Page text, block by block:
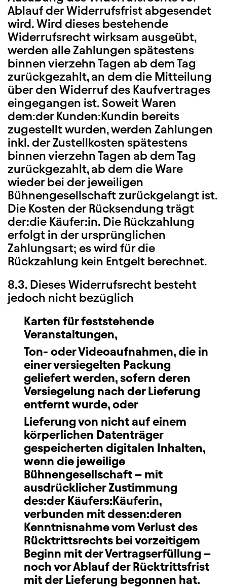
Ablauf der Widerrufsfrist abgesendet
wird. Wird dieses bestehende
Widerrufsrecht wirksam ausgeübt,
werden alle Zahlungen spätestens
binnen vierzehn Tagen ab dem Tag
zurückgezahlt, an dem die Mitteilung
über den Widerruf des Kaufvertrages
eingegangen ist. Soweit Waren
dem:der Kunden:Kundin bereits
zugestellt wurden, werden Zahlungen
inkl. der Zustellkosten spätestens
binnen vierzehn Tagen ab dem Tag
zurückgezahlt, ab dem die Ware
wieder bei der jeweiligen
Bühnengesellschaft zurückgelangt ist.
Die Kosten der Rücksendung trägt
der:die Käufer:in. Die Rückzahlung
erfolgt in der ursprünglichen
Zahlungsart; es wird für die
Rückzahlung kein Entgelt berechnet.
8.3. Dieses Widerrufsrecht besteht
jedoch nicht bezüglich
Karten für feststehende
Veranstaltungen,
Ton- oder Videoaufnahmen, die in
einer versiegelten Packung
geliefert werden, sofern deren
Versiegelung nach der Lieferung
entfernt wurde, oder
Lieferung von nicht auf einem
körperlichen Datenträger
gespeicherten digitalen Inhalten,
wenn die jeweilige
Bühnengesellschaft – mit
ausdrücklicher Zustimmung
des:der Käufers:Käuferin,
verbunden mit dessen:deren
Kenntnisnahme vom Verlust des
Rücktrittsrechts bei vorzeitigem
Beginn mit der Vertragserfüllung –
noch vor Ablauf der Rücktrittsfrist
mit der Lieferung begonnen hat.